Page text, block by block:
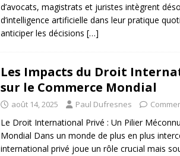
d’avocats, magistrats et juristes intègrent
d’intelligence artificielle dans leur pratique
anticiper les décisions […]
Les Impacts du Droit
sur le Commerce Mondial
août 14, 2025 Paul Dufresnes
Le Droit International Privé : Un Pilier
Mondial Dans un monde de plus en plus
international privé joue un rôle crucial mais